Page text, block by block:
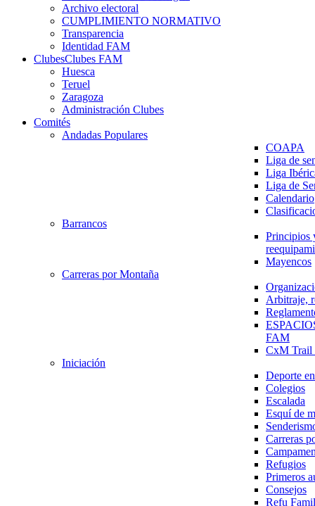
Archivo electoral
CUMPLIMIENTO NORMATIVO
Transparencia
Identidad FAM
ClubesClubes FAM
Huesca
Teruel
Zaragoza
Administración Clubes
Comités
Andadas Populares
COAPA
Liga de
Liga
Liga de
Calendario
Barrancos
Principios
Mayencos
Carreras por Montaña
Arbitraje,
FAM
CxM
Iniciación
Deporte
Colegios
Escalada
Esquí de
Carreras
Refugios
Primeros
Consejos
Refu